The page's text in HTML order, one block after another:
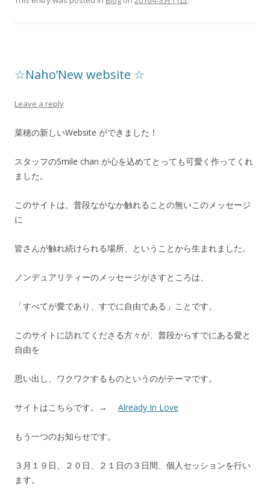
☆Naho’New website ☆
Leave a reply
菜穂の新しいWebsite ができました！
スタッフのSmile chan が心を込めてとっても可愛く作ってくれ
ました。
このサイトは、普段なかなか触れることの無いこのメッセージ
に
皆さんが触れ続けられる場所、ということから生まれました。
ノンデュアリティーのメッセージがさすところは、
「すべてが愛であり、すでに自由である」ことです。
このサイトに訪れてくださる方々が、普段からすでにある愛と
自由を
思い出し、ワクワクするものというのがテーマです。
サイトはこちらです。→ Already In Love
もう一つのお知らせです。
３月１９日、２０日、２１日の３日間、個人セッションを行い
ます。